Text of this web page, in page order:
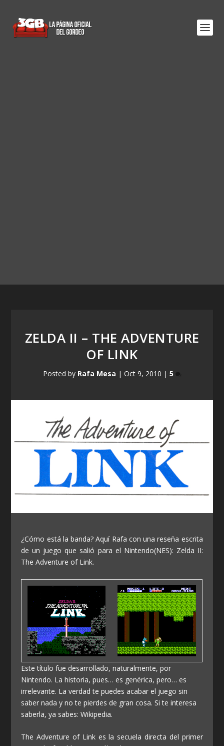
ZELDA II – THE ADVENTURE
OF LINK
Posted by Rafa Mesa | Oct 9, 2010 | 5
¿Cómo está la banda? Aquí Rafa con una reseña escrita
de un juego que salió para el Nintendo(NES): Zelda II:
The Adventure of Link.
Este título fue desarrollado, naturalmente, por
Nintendo. La historia, pues… es genérica, pero… es
irrelevante. La verdad te puedes acabar el juego sin
saber nada y no te pierdes de gran cosa. Si te interesa
saberla, ya sabes: Wikipedia.
The Adventure of Link es la secuela directa del primer